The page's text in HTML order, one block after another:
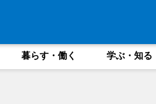
暮らす・働く 学ぶ・知る